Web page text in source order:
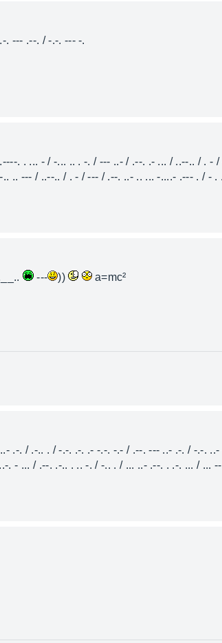
. --- .--. / -.-. --- -.
. . ... - / -... .. . -. / --- ..- / .--. .- ... / ..--.. / .
.. --- / ..--.. / . - / --- / .--. ..- .. ... -....- .--- . / -
--- )) a=mc²
.-. / .-.. . / -.-. .-. .- -.-. -.- / .--. --- ..- .-. / -.-.
. - ... / .--. .-.. . .. -. / -.. . / ... ..- .--. . .-. ... / ...